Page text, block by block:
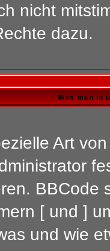
nicht
dazu.
Was man in
Art
BBCode
[ und ]
und wie